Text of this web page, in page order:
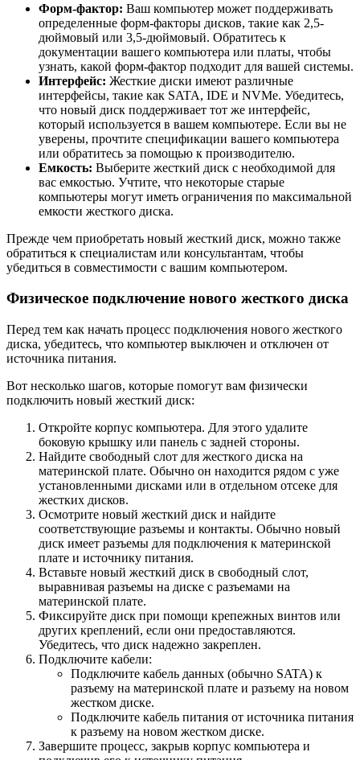
Форм-фактор: Ваш компьютер может поддерживать
определенные форм-факторы дисков, такие как 2,5-
дюймовый или 3,5-дюймовый. Обратитесь к
документации вашего компьютера или платы, чтобы
узнать, какой форм-фактор подходит для вашей системы.
Интерфейс: Жесткие диски имеют различные
интерфейсы, такие как SATA, IDE и NVMe. Убедитесь,
что новый диск поддерживает тот же интерфейс,
который используется в вашем компьютере. Если вы не
уверены, прочтите спецификации вашего компьютера
или обратитесь за помощью к производителю.
Емкость: Выберите жесткий диск с необходимой для
вас емкостью. Учтите, что некоторые старые
компьютеры могут иметь ограничения по максимальной
емкости жесткого диска.
Прежде чем приобретать новый жесткий диск, можно также
обратиться к специалистам или консультантам, чтобы
убедиться в совместимости с вашим компьютером.
Физическое подключение нового жесткого диска
Перед тем как начать процесс подключения нового жесткого
диска, убедитесь, что компьютер выключен и отключен от
источника питания.
Вот несколько шагов, которые помогут вам физически
подключить новый жесткий диск:
Откройте корпус компьютера. Для этого удалите
боковую крышку или панель с задней стороны.
Найдите свободный слот для жесткого диска на
материнской плате. Обычно он находится рядом с уже
установленными дисками или в отдельном отсеке для
жестких дисков.
Осмотрите новый жесткий диск и найдите
соответствующие разъемы и контакты. Обычно новый
диск имеет разъемы для подключения к материнской
плате и источнику питания.
Вставьте новый жесткий диск в свободный слот,
выравнивая разъемы на диске с разъемами на
материнской плате.
Фиксируйте диск при помощи крепежных винтов или
других креплений, если они предоставляются.
Убедитесь, что диск надежно закреплен.
Подключите кабели:
Подключите кабель данных (обычно SATA) к
разъему на материнской плате и разъему на новом
жестком диске.
Подключите кабель питания от источника питания
к разъему на новом жестком диске.
Завершите процесс, закрыв корпус компьютера и